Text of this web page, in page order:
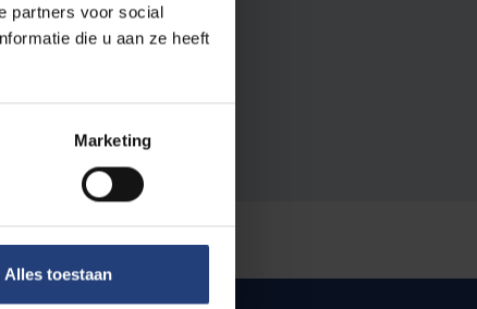
partners voor social
die u aan ze heeft
Marketing
Alles toestaan